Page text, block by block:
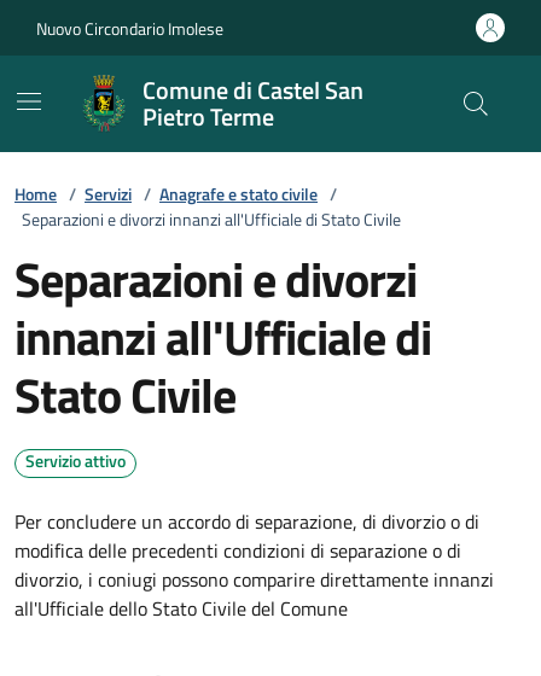
Nuovo Circondario Imolese
Comune di Castel San
Pietro Terme
Home / Servizi / Anagrafe e stato civile /
Separazioni e divorzi innanzi all'Ufficiale di Stato Civile
Separazioni e divorzi
innanzi all'Ufficiale di
Stato Civile
Servizio attivo
Per concludere un accordo di separazione, di divorzio o di
modifica delle precedenti condizioni di separazione o di
divorzio, i coniugi possono comparire direttamente innanzi
all'Ufficiale dello Stato Civile del Comune